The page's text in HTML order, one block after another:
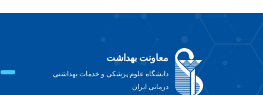
معاونت بهداشت
دانشگاه علوم پزشکی و خدمات بهداشتی
درمانی ایران